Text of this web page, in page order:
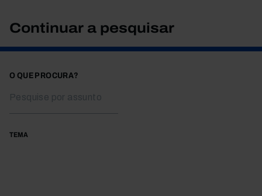
Continuar a pesquisar
O QUE PROCURA?
TEMA